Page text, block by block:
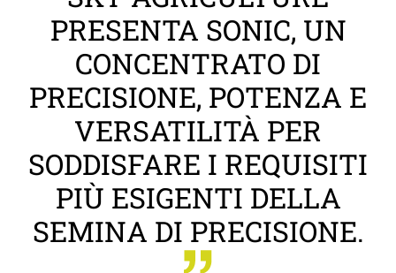
PRESENTA SONIC, UN
CONCENTRATO DI
PRECISIONE, POTENZA E
VERSATILITÀ PER
SODDISFARE I REQUISITI
PIÙ ESIGENTI DELLA
SEMINA DI PRECISIONE.